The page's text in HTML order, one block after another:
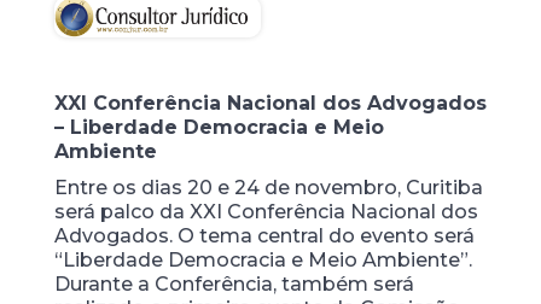
XXI Conferência Nacional dos Advogados
– Liberdade Democracia e Meio
Ambiente
Entre os dias 20 e 24 de novembro, Curitiba
será palco da XXI Conferência Nacional dos
Advogados. O tema central do evento será
“Liberdade Democracia e Meio Ambiente”.
Durante a Conferência, também será